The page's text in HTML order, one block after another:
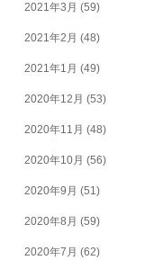
2021年3月 (59)
2021年2月 (48)
2021年1月 (49)
2020年12月 (53)
2020年11月 (48)
2020年10月 (56)
2020年9月 (51)
2020年8月 (59)
2020年7月 (62)